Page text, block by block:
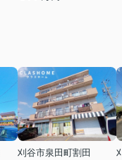
刈谷市泉田町割田